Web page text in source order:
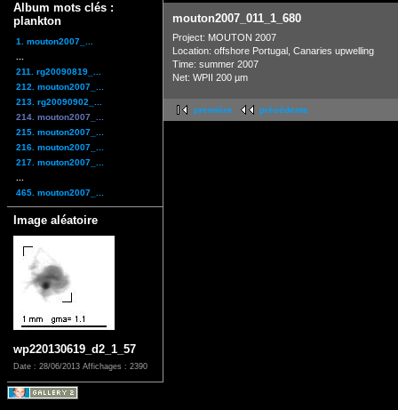
Album mots clés :
plankton
1. mouton2007_...
211. rg20090819_...
212. mouton2007_...
213. rg20090902_...
214. mouton2007_...
215. mouton2007_...
216. mouton2007_...
217. mouton2007_...
465. mouton2007_...
Image aléatoire
wp220130619_d2_1_57
Date : 28/06/2013 Affichages : 2390
mouton2007_011_1_680
Project: MOUTON 2007
Location: offshore Portugal, Canaries upwelling
Time: summer 2007
Net: WPII 200 µm
première précédente